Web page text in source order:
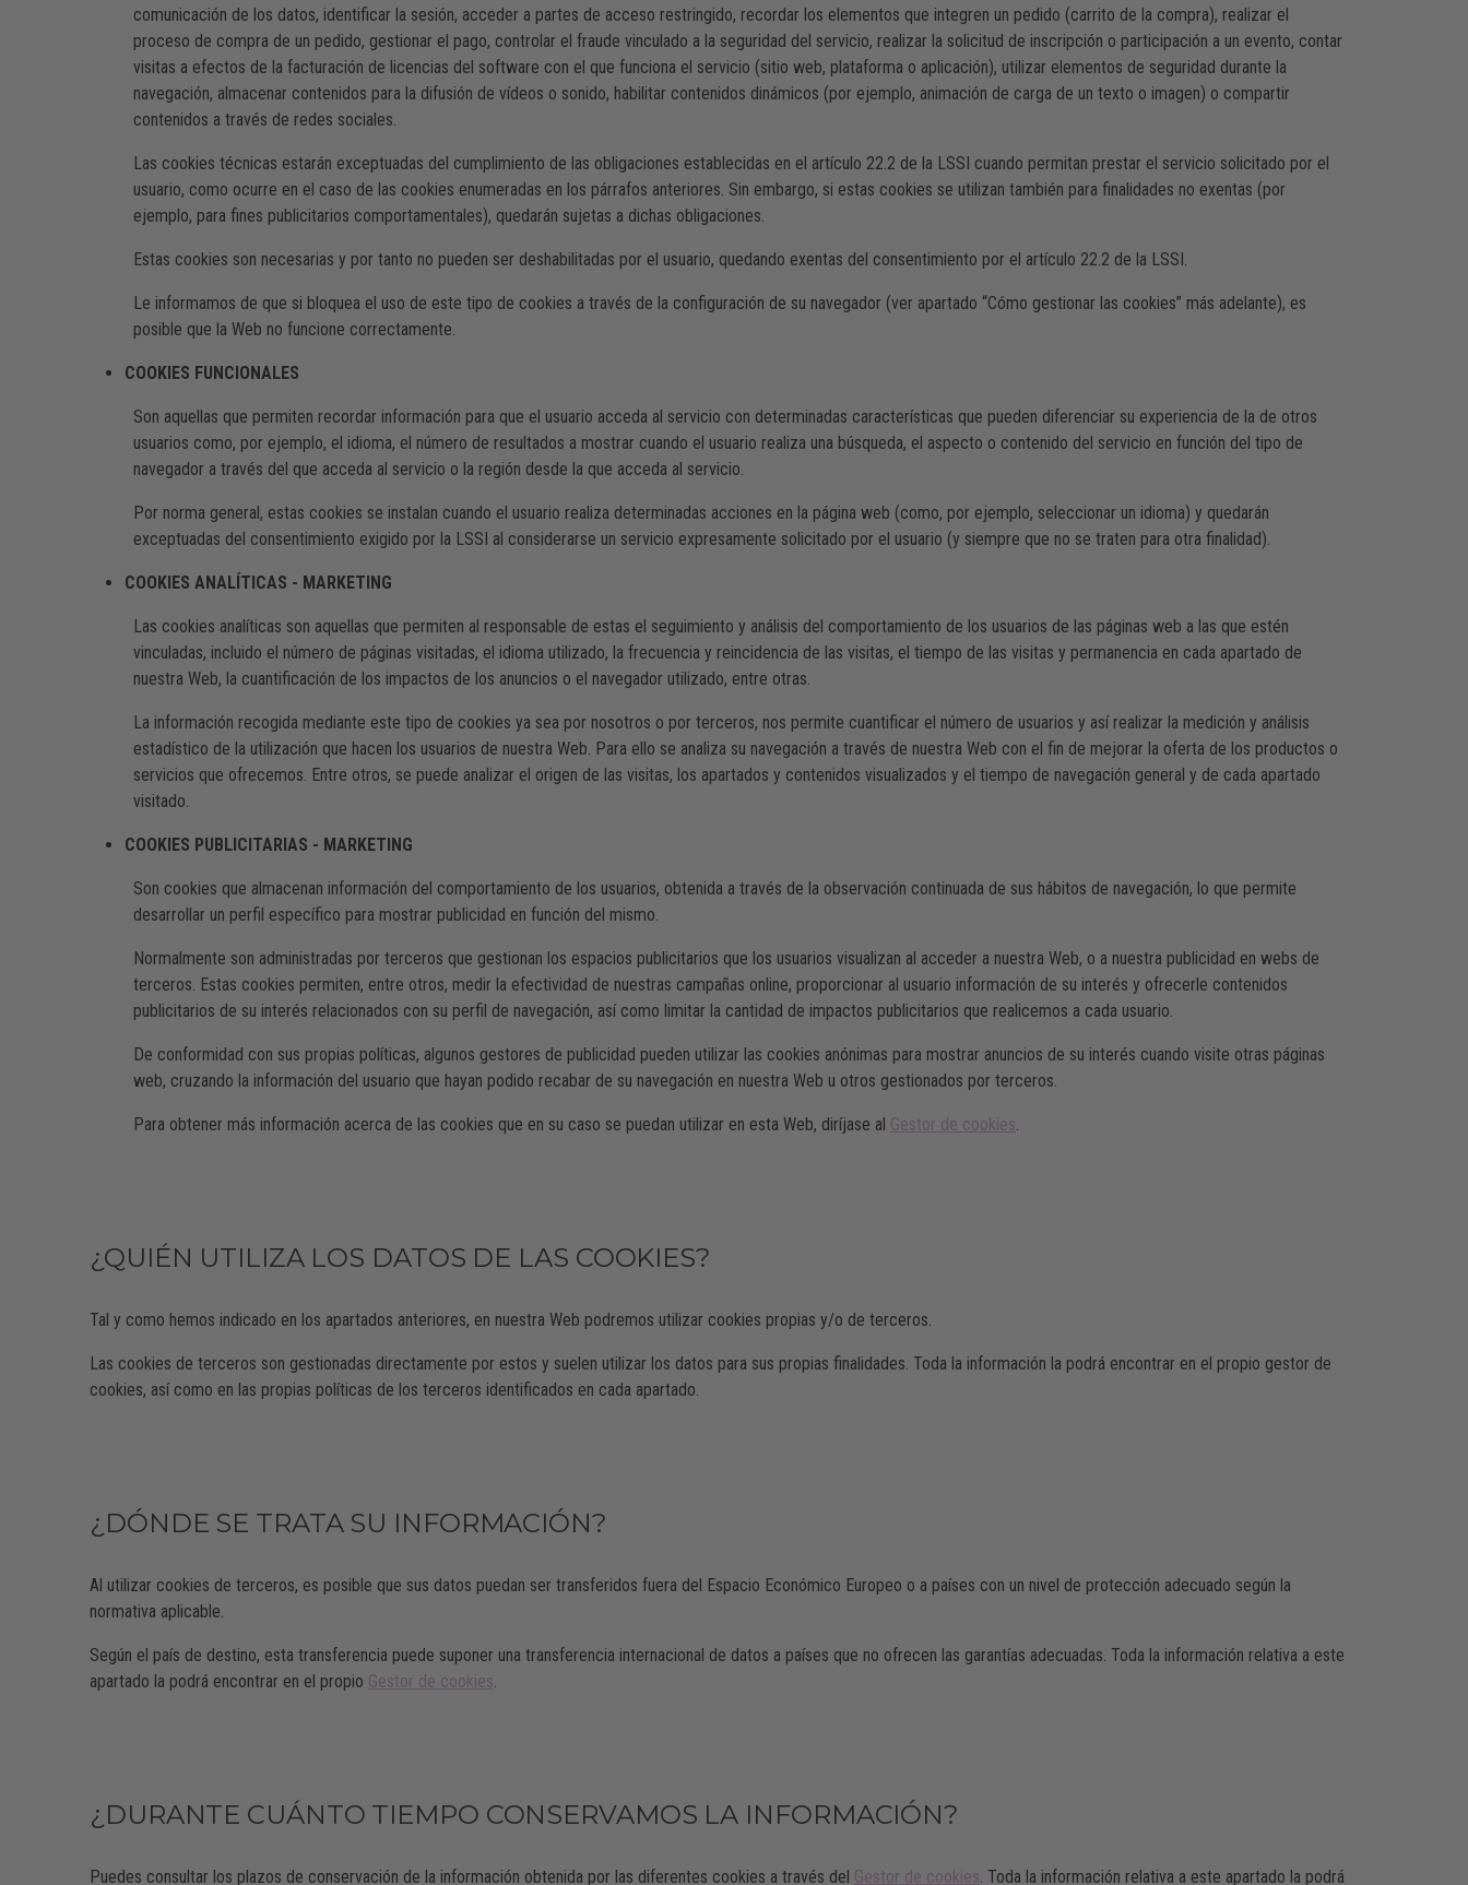
comunicación de los datos, identificar la sesión, acceder a partes de acceso restringido, recordar los elementos que integren un pedido (carrito de la compra), realizar el
proceso de compra de un pedido, gestionar el pago, controlar el fraude vinculado a la seguridad del servicio, realizar la solicitud de inscripción o participación a un evento, contar
visitas a efectos de la facturación de licencias del software con el que funciona el servicio (sitio web, plataforma o aplicación), utilizar elementos de seguridad durante la
navegación, almacenar contenidos para la difusión de vídeos o sonido, habilitar contenidos dinámicos (por ejemplo, animación de carga de un texto o imagen) o compartir
contenidos a través de redes sociales.
Las cookies técnicas estarán exceptuadas del cumplimiento de las obligaciones establecidas en el artículo 22.2 de la LSSI cuando permitan prestar el servicio solicitado por el
usuario, como ocurre en el caso de las cookies enumeradas en los párrafos anteriores. Sin embargo, si estas cookies se utilizan también para finalidades no exentas (por
ejemplo, para fines publicitarios comportamentales), quedarán sujetas a dichas obligaciones.
Estas cookies son necesarias y por tanto no pueden ser deshabilitadas por el usuario, quedando exentas del consentimiento por el artículo 22.2 de la LSSI.
Le informamos de que si bloquea el uso de este tipo de cookies a través de la configuración de su navegador (ver apartado “Cómo gestionar las cookies” más adelante), es
posible que la Web no funcione correctamente.
COOKIES FUNCIONALES
Son aquellas que permiten recordar información para que el usuario acceda al servicio con determinadas características que pueden diferenciar su experiencia de la de otros
usuarios como, por ejemplo, el idioma, el número de resultados a mostrar cuando el usuario realiza una búsqueda, el aspecto o contenido del servicio en función del tipo de
navegador a través del que acceda al servicio o la región desde la que acceda al servicio.
Por norma general, estas cookies se instalan cuando el usuario realiza determinadas acciones en la página web (como, por ejemplo, seleccionar un idioma) y quedarán
exceptuadas del consentimiento exigido por la LSSI al considerarse un servicio expresamente solicitado por el usuario (y siempre que no se traten para otra finalidad).
COOKIES ANALÍTICAS - MARKETING
Las cookies analíticas son aquellas que permiten al responsable de estas el seguimiento y análisis del comportamiento de los usuarios de las páginas web a las que estén
vinculadas, incluido el número de páginas visitadas, el idioma utilizado, la frecuencia y reincidencia de las visitas, el tiempo de las visitas y permanencia en cada apartado de
nuestra Web, la cuantificación de los impactos de los anuncios o el navegador utilizado, entre otras.
La información recogida mediante este tipo de cookies ya sea por nosotros o por terceros, nos permite cuantificar el número de usuarios y así realizar la medición y análisis
estadístico de la utilización que hacen los usuarios de nuestra Web. Para ello se analiza su navegación a través de nuestra Web con el fin de mejorar la oferta de los productos o
servicios que ofrecemos. Entre otros, se puede analizar el origen de las visitas, los apartados y contenidos visualizados y el tiempo de navegación general y de cada apartado
visitado.
COOKIES PUBLICITARIAS - MARKETING
Son cookies que almacenan información del comportamiento de los usuarios, obtenida a través de la observación continuada de sus hábitos de navegación, lo que permite
desarrollar un perfil específico para mostrar publicidad en función del mismo.
Normalmente son administradas por terceros que gestionan los espacios publicitarios que los usuarios visualizan al acceder a nuestra Web, o a nuestra publicidad en webs de
terceros. Estas cookies permiten, entre otros, medir la efectividad de nuestras campañas online, proporcionar al usuario información de su interés y ofrecerle contenidos
publicitarios de su interés relacionados con su perfil de navegación, así como limitar la cantidad de impactos publicitarios que realicemos a cada usuario.
De conformidad con sus propias políticas, algunos gestores de publicidad pueden utilizar las cookies anónimas para mostrar anuncios de su interés cuando visite otras páginas
web, cruzando la información del usuario que hayan podido recabar de su navegación en nuestra Web u otros gestionados por terceros.
Para obtener más información acerca de las cookies que en su caso se puedan utilizar en esta Web, diríjase al Gestor de cookies.
¿QUIÉN UTILIZA LOS DATOS DE LAS COOKIES?
Tal y como hemos indicado en los apartados anteriores, en nuestra Web podremos utilizar cookies propias y/o de terceros.
Las cookies de terceros son gestionadas directamente por estos y suelen utilizar los datos para sus propias finalidades. Toda la información la podrá encontrar en el propio gestor de
cookies, así como en las propias políticas de los terceros identificados en cada apartado.
¿DÓNDE SE TRATA SU INFORMACIÓN?
Al utilizar cookies de terceros, es posible que sus datos puedan ser transferidos fuera del Espacio Económico Europeo o a países con un nivel de protección adecuado según la
normativa aplicable.
Según el país de destino, esta transferencia puede suponer una transferencia internacional de datos a países que no ofrecen las garantías adecuadas. Toda la información relativa a este
apartado la podrá encontrar en el propio Gestor de cookies.
¿DURANTE CUÁNTO TIEMPO CONSERVAMOS LA INFORMACIÓN?
Puedes consultar los plazos de conservación de la información obtenida por las diferentes cookies a través del Gestor de cookies. Toda la información relativa a este apartado la podrá